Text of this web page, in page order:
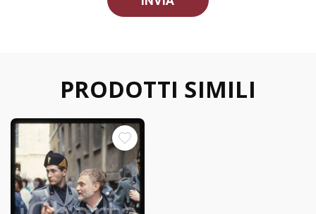
PRODOTTI SIMILI